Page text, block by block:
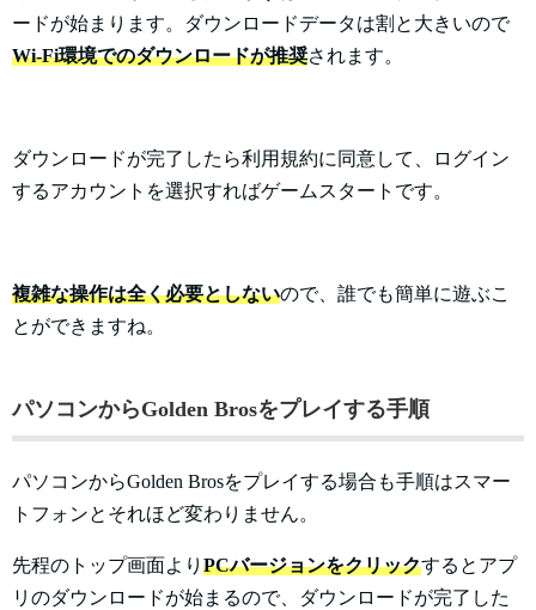
ードが始まります。ダウンロードデータは割と大きいので
Wi-Fi環境でのダウンロードが推奨されます。
ダウンロードが完了したら利用規約に同意して、ログイン
するアカウントを選択すればゲームスタートです。
複雑な操作は全く必要としないので、誰でも簡単に遊ぶこ
とができますね。
パソコンからGolden Brosをプレイする手順
パソコンからGolden Brosをプレイする場合も手順はスマー
トフォンとそれほど変わりません。
先程のトップ画面より PCバージョンをクリックするとアプ
リのダウンロードが始まるので、ダウンロードが完了した